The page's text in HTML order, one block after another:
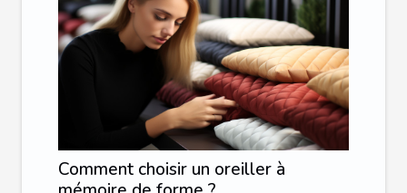
Comment choisir un oreiller à